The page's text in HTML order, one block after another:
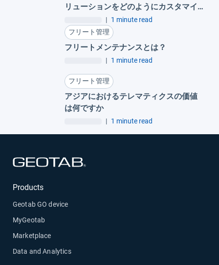
リューションをどのようにカスタマイ
ズしているのか
| 1 minute read
フリート管理
フリートメンテナンスとは？
| 1 minute read
フリート管理
アジアにおけるテレマティクスの価値
は何ですか
| 1 minute read
Products
Geotab GO device
MyGeotab
Marketplace
Data and Analytics